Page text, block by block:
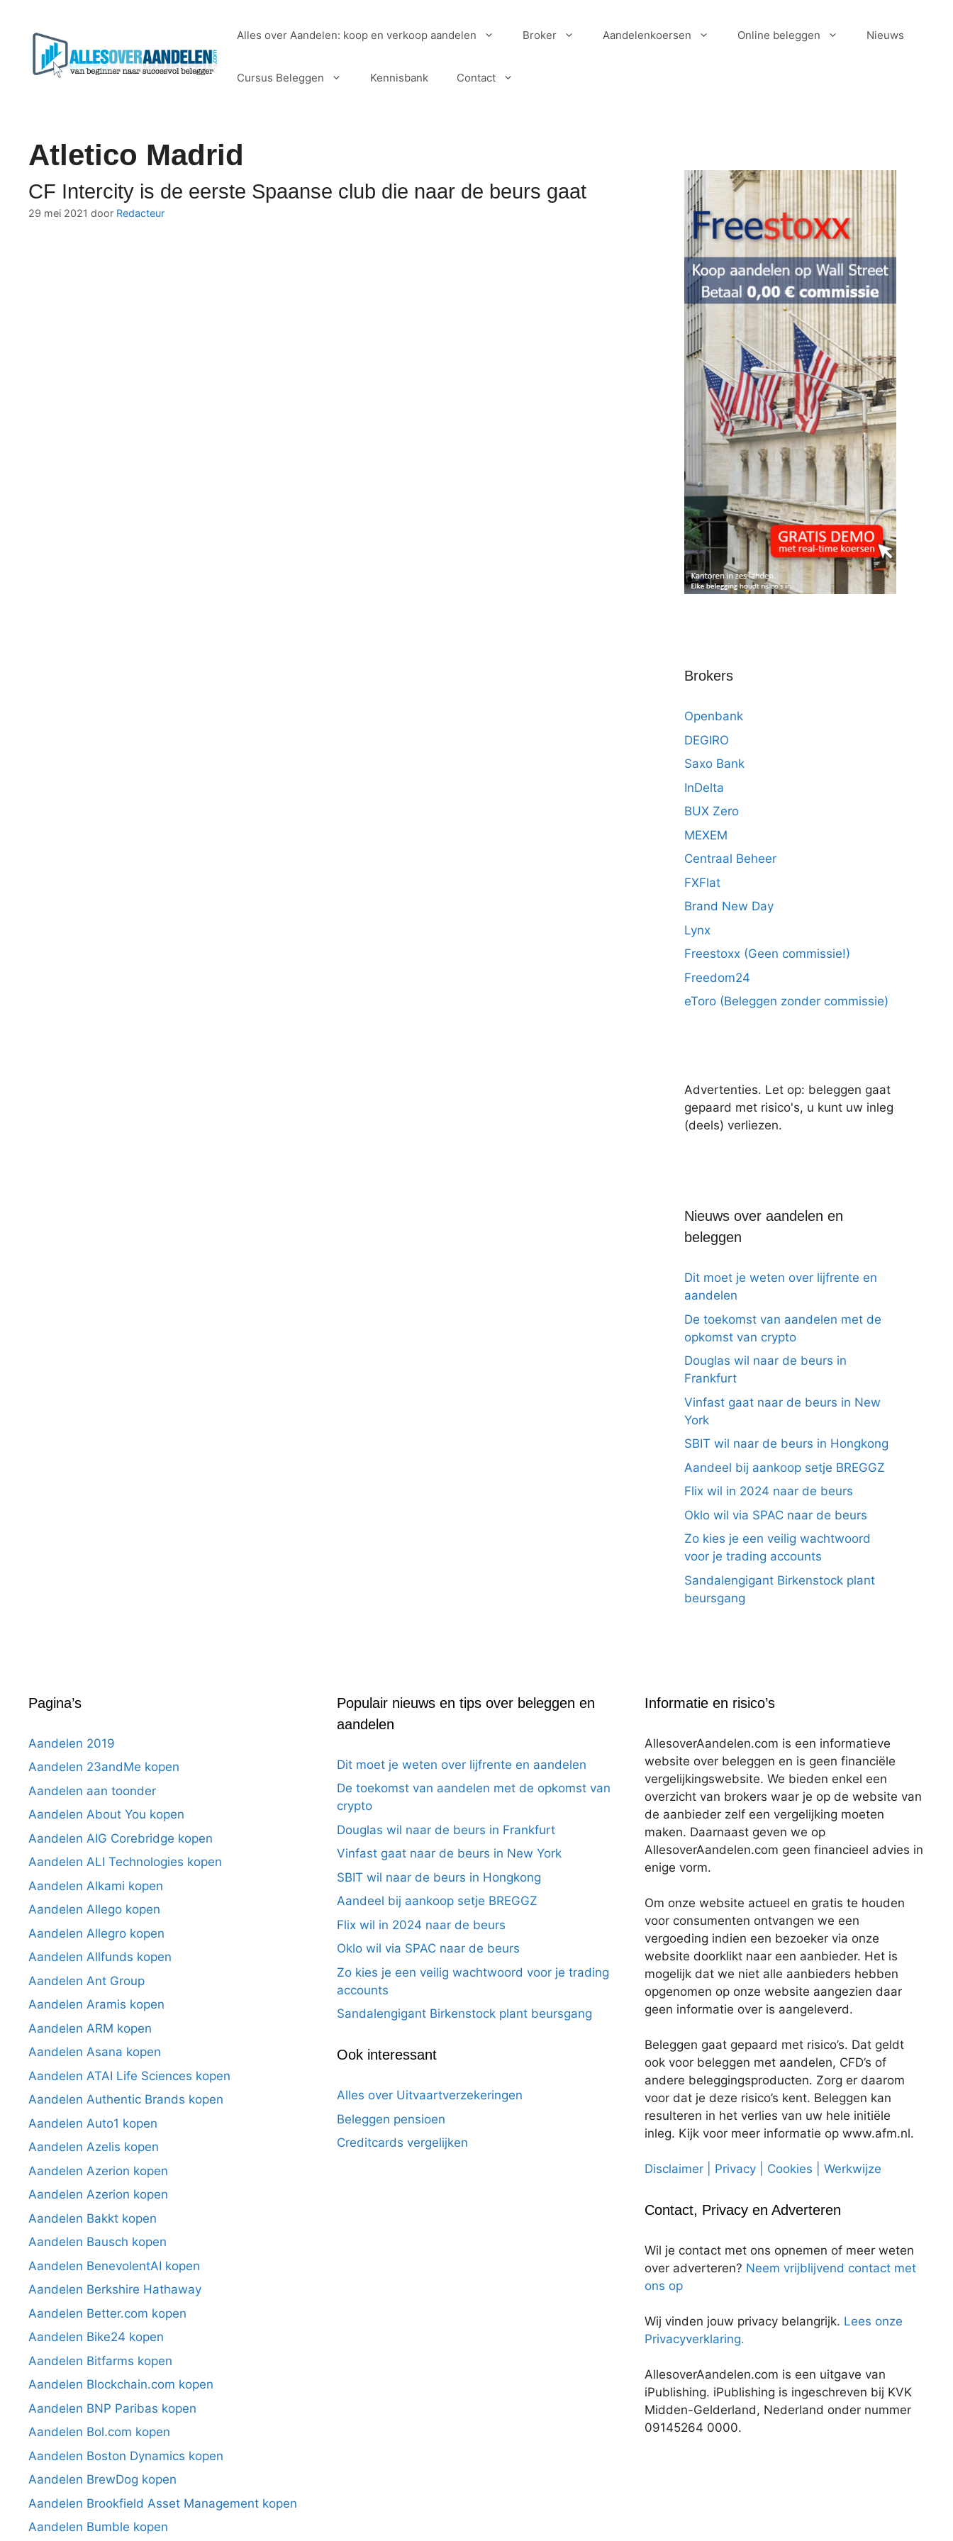
Alles over Aandelen: koop en verkoop aandelen Broker Aandelenkoersen Online beleggen Nieuws
Cursus Beleggen Kennisbank Contact
Atletico Madrid
CF Intercity is de eerste Spaanse club die naar de beurs gaat
29 mei 2021 door Redacteur
Brokers
Openbank
DEGIRO
Saxo Bank
InDelta
BUX Zero
MEXEM
Centraal Beheer
FXFlat
Brand New Day
Lynx
Freestoxx (Geen commissie!)
Freedom24
eToro (Beleggen zonder commissie)
Advertenties. Let op: beleggen gaat
gepaard met risico's, u kunt uw inleg
(deels) verliezen.
Nieuws over aandelen en
beleggen
Dit moet je weten over lijfrente en
aandelen
De toekomst van aandelen met de
opkomst van crypto
Douglas wil naar de beurs in
Frankfurt
Vinfast gaat naar de beurs in New
York
SBIT wil naar de beurs in Hongkong
Aandeel bij aankoop setje BREGGZ
Flix wil in 2024 naar de beurs
Oklo wil via SPAC naar de beurs
Zo kies je een veilig wachtwoord
voor je trading accounts
Sandalengigant Birkenstock plant
beursgang
Pagina’s
Aandelen 2019
Aandelen 23andMe kopen
Aandelen aan toonder
Aandelen About You kopen
Aandelen AIG Corebridge kopen
Aandelen ALI Technologies kopen
Aandelen Alkami kopen
Aandelen Allego kopen
Aandelen Allegro kopen
Aandelen Allfunds kopen
Aandelen Ant Group
Aandelen Aramis kopen
Aandelen ARM kopen
Aandelen Asana kopen
Aandelen ATAI Life Sciences kopen
Aandelen Authentic Brands kopen
Aandelen Auto1 kopen
Aandelen Azelis kopen
Aandelen Azerion kopen
Aandelen Azerion kopen
Aandelen Bakkt kopen
Aandelen Bausch kopen
Aandelen BenevolentAI kopen
Aandelen Berkshire Hathaway
Aandelen Better.com kopen
Aandelen Bike24 kopen
Aandelen Bitfarms kopen
Aandelen Blockchain.com kopen
Aandelen BNP Paribas kopen
Aandelen Bol.com kopen
Aandelen Boston Dynamics kopen
Aandelen BrewDog kopen
Aandelen Brookfield Asset Management kopen
Aandelen Bumble kopen
Populair nieuws en tips over beleggen en
aandelen
Dit moet je weten over lijfrente en aandelen
De toekomst van aandelen met de opkomst van
crypto
Douglas wil naar de beurs in Frankfurt
Vinfast gaat naar de beurs in New York
SBIT wil naar de beurs in Hongkong
Aandeel bij aankoop setje BREGGZ
Flix wil in 2024 naar de beurs
Oklo wil via SPAC naar de beurs
Zo kies je een veilig wachtwoord voor je trading
accounts
Sandalengigant Birkenstock plant beursgang
Ook interessant
Alles over Uitvaartverzekeringen
Beleggen pensioen
Creditcards vergelijken
Informatie en risico’s
AllesoverAandelen.com is een informatieve
website over beleggen en is geen financiële
vergelijkingswebsite. We bieden enkel een
overzicht van brokers waar je op de website van
de aanbieder zelf een vergelijking moeten
maken. Daarnaast geven we op
AllesoverAandelen.com geen financieel advies in
enige vorm.
Om onze website actueel en gratis te houden
voor consumenten ontvangen we een
vergoeding indien een bezoeker via onze
website doorklikt naar een aanbieder. Het is
mogelijk dat we niet alle aanbieders hebben
opgenomen op onze website aangezien daar
geen informatie over is aangeleverd.
Beleggen gaat gepaard met risico’s. Dat geldt
ook voor beleggen met aandelen, CFD’s of
andere beleggingsproducten. Zorg er daarom
voor dat je deze risico’s kent. Beleggen kan
resulteren in het verlies van uw hele initiële
inleg. Kijk voor meer informatie op www.afm.nl.
Disclaimer | Privacy | Cookies | Werkwijze
Contact, Privacy en Adverteren
Wil je contact met ons opnemen of meer weten
over adverteren? Neem vrijblijvend contact met
ons op
Wij vinden jouw privacy belangrijk. Lees onze
Privacyverklaring.
AllesoverAandelen.com is een uitgave van
iPublishing. iPublishing is ingeschreven bij KVK
Midden-Gelderland, Nederland onder nummer
09145264 0000.